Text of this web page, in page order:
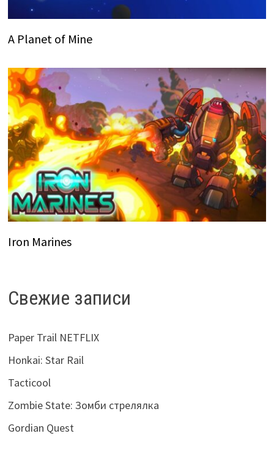
A Planet of Mine
Iron Marines
Свежие записи
Paper Trail NETFLIX
Honkai: Star Rail
Tacticool
Zombie State: Зомби стрелялка
Gordian Quest